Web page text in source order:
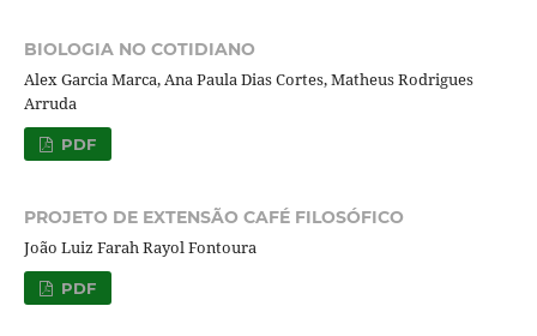
BIOLOGIA NO COTIDIANO
Alex Garcia Marca, Ana Paula Dias Cortes, Matheus Rodrigues
Arruda
PDF
PROJETO DE EXTENSÃO CAFÉ FILOSÓFICO
João Luiz Farah Rayol Fontoura
PDF